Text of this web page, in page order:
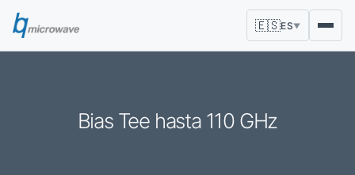
🇪🇸ES▼
Bias Tee hasta 110 GHz